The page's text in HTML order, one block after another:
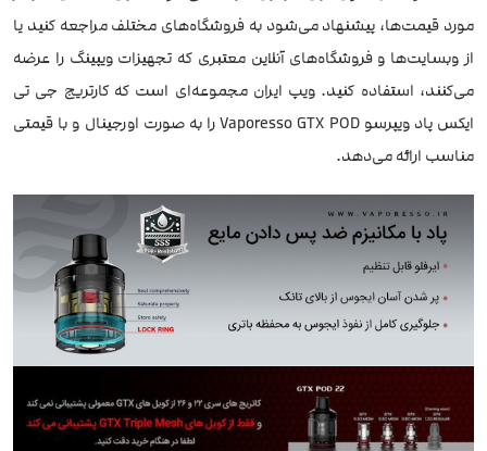
مورد قیمت‌ها، پیشنهاد می‌شود به فروشگاه‌های مختلف مراجعه کنید یا
از وبسایت‌ها و فروشگاه‌های آنلاین معتبری که تجهیزات ویپینگ را عرضه
می‌کنند، استفاده کنید. ویپ ایران مجموعه‌ای است که کارتریج جی تی
ایکس پاد ویپرسو Vaporesso GTX POD را به صورت اورجینال و با قیمتی
مناسب ارائه می‌دهد.